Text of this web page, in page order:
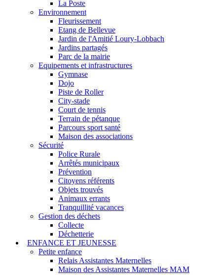
La Poste
Environnement
Fleurissement
Etang de Bellevue
Jardin de l'Amitié Loury-Lobbach
Jardins partagés
Parc de la mairie
Equipements et infrastructures
Gymnase
Dojo
Piste de Roller
City-stade
Court de tennis
Terrain de pétanque
Parcours sport santé
Maison des associations
Sécurité
Police Rurale
Arrêtés municipaux
Prévention
Citoyens référents
Objets trouvés
Animaux errants
Tranquillité vacances
Gestion des déchets
Collecte
Déchetterie
ENFANCE ET JEUNESSE
Petite enfance
Relais Assistantes Maternelles
Maison des Assistantes Maternelles MAM